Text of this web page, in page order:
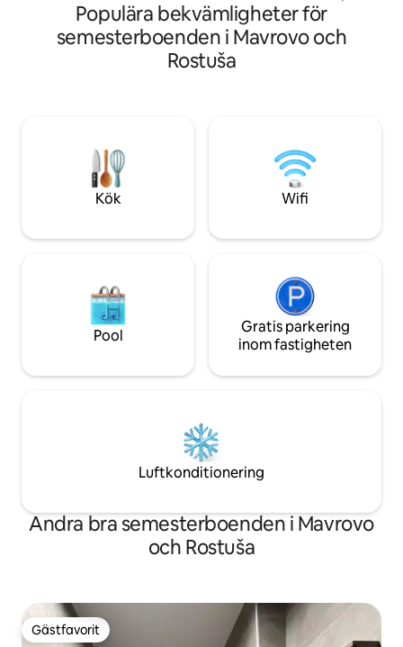
idealiskt för en hemmabas för att
utforska de naturliga underverken i
Mavrovo till fots, eller på cykel eller ATV
unika möbler
snickare.
och är perfekt
naturälskare och
Populära bekvämligheter för
semesterboenden i Mavrovo och
Rostuša
Kök Wifi
Pool
Gratis parkering
inom fastigheten
Luftkonditionering
Andra bra semesterboenden i Mavrovo
och Rostuša
Gästfavorit
Gästfavorit